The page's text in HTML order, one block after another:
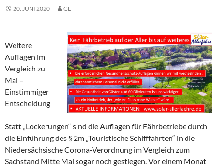
20. JUNI 2020 GL
Weitere
Auflagen im
Vergleich zu
Mai –
Einstimmiger
Entscheidung
Statt „Lockerungen“ sind die Auflagen für Fährbetriebe durch
die Einführung des § 2m „Touristische Schifffahrten“ in die
Niedersächsische Corona-Verordnung im Vergleich zum
Sachstand Mitte Mai sogar noch gestiegen. Vor einem Monat